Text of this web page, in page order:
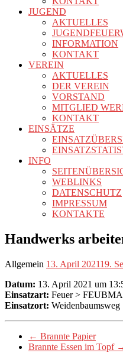
JUGEND
AKTUELLES
INFORMATION
KONTAKT
VEREIN
AKTUELLES
DER VEREIN
VORSTAND
MITGLIED
KONTAKT
EINSÄTZE
INFO
WEBLINKS
DATENSCHUTZ
IMPRESSUM
KONTAKTE
Handwerks
Allgemein 13. April 202119.
Datum: 13. April 2021 um
Einsatzart: Feuer > FEUBMA
Einsatzort: Weidenbaumsweg
← Brannte Papier
Brannte Essen im Topf